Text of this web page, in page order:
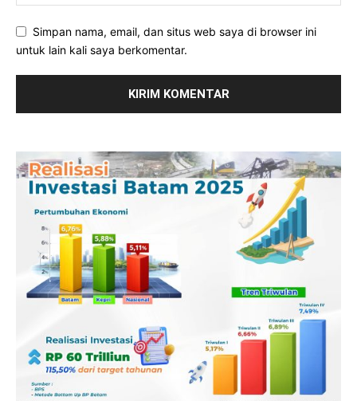
Simpan nama, email, dan situs web saya di browser ini
untuk lain kali saya berkomentar.